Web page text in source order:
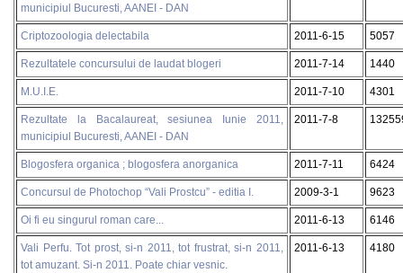
municipiul Bucuresti, AANEI - DAN
Criptozoologia delectabila 2011-6-15 5057
Rezultatele concursului de laudat blogeri 2011-7-14 1440
M.U.I.E. 2011-7-10 4301
Rezultate la Bacalaureat, sesiunea Iunie 2011,
municipiul Bucuresti, AANEI - DAN
2011-7-8
Blogosfera organica ; blogosfera anorganica 2011-7-11 6424
Concursul de Photochop “Vali Prostcu” - editia I. 2009-3-1 9623
Oi fi eu singurul roman care... 2011-6-13 6146
Vali Perfu. Tot prost, si-n 2011, tot frustrat, si-n 2011,
tot amuzant. Si-n 2011. Poate chiar vesnic.
2011-6-13 4180